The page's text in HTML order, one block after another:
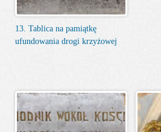
13. Tablica na pamiątkę
ufundowania drogi krzyżowej